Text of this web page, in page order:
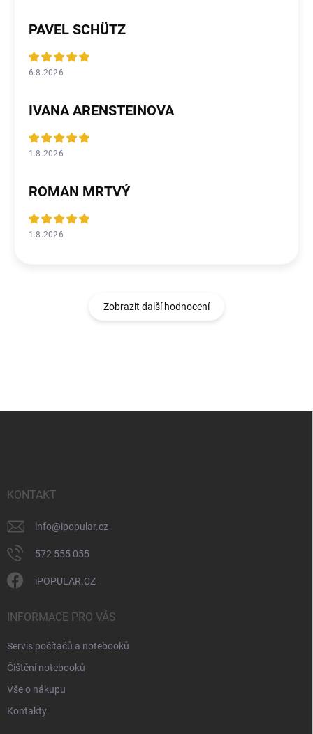
PAVEL SCHÜTZ
6.8.2026
IVANA ARENSTEINOVA
1.8.2026
ROMAN MRTVÝ
1.8.2026
Zobrazit další hodnocení
KONTAKT
info@ipopular.cz
572 555 055
iPOPULAR.CZ
INFORMACE PRO VÁS
Servis počítačů a notebooků
Čištění notebooků
Vše o nákupu
Kontakty